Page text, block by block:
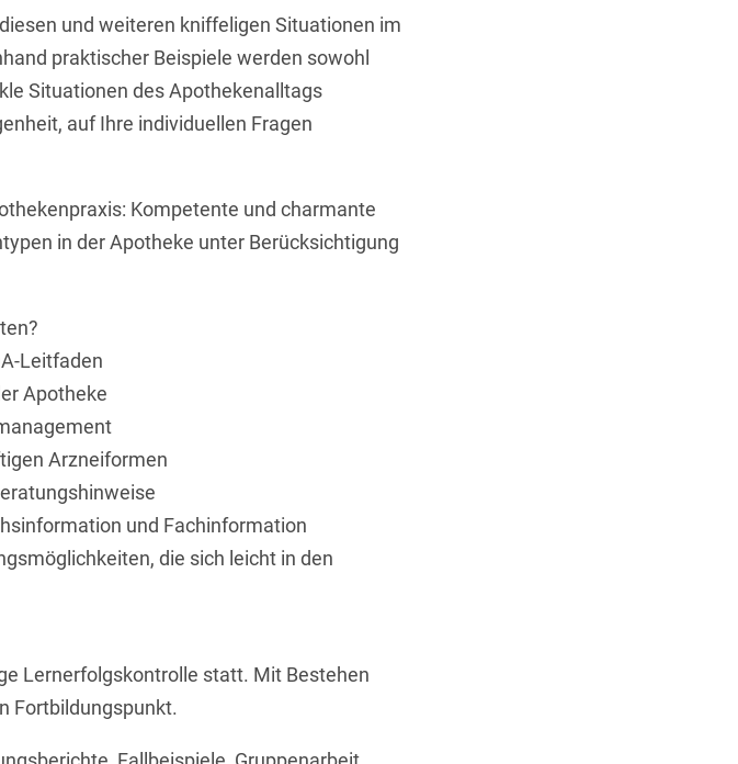
und weiteren kniffeligen Situationen im
praktischer Beispiele werden sowohl
Situationen des Apothekenalltags
auf Ihre individuellen Fragen
Kompetente und charmante
in der Apotheke unter Berücksichtigung
Leitfaden
Apotheke
Arzneiformen
und Fachinformation
die sich leicht in den
Lernerfolgskontrolle statt. Mit Bestehen
Fortbildungspunkt.